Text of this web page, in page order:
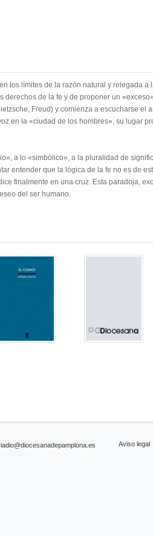
los límites de la razón natural y relegada a
de la fe y de proponer un
Freud) y comienza a escucharse el
en la «ciudad de los hombres», su lugar
a lo «simbólico», a la pluralidad de
entender que la lógica de la fe no es de
finalmente en una cruz. Esta paradoja,
del ser humano.
Aviso legal